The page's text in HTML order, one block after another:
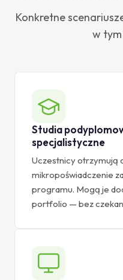
Konkretne
w
Studia
specjalistyczne
Uczestnicy otrzymują
mikropoświadczenie
programu. Mogą je
portfolio — bez